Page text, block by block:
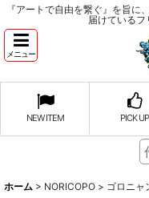
『アートで自由を繋ぐ』を旨
届けている
メニュー
NEW ITEM PICK UP
ホーム > NORICOPO > ゴロニャ